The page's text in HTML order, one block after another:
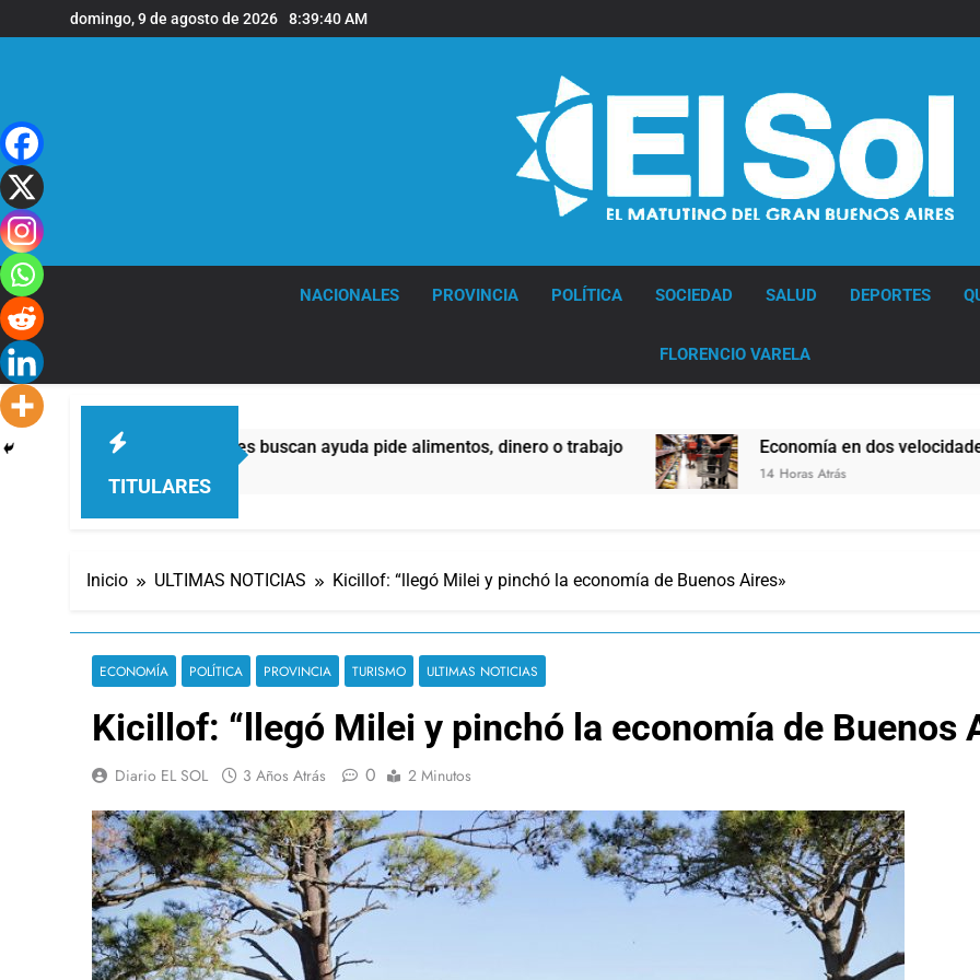
al
domingo, 9 de agosto de 2026 8:39:41 AM
NACIONALES PROVINCIA POLÍTICA SOCIEDAD SALUD DEPORTES
FLORENCIO VARELA
TITULARES
mitad de quienes buscan ayuda pide alimentos, dinero o trabajo Economía en dos velocidades
14 Horas Atrás
Inicio ULTIMAS NOTICIAS Kicillof: “llegó Milei y pinchó la economía de Buenos Aires»
ECONOMÍA POLÍTICA PROVINCIA TURISMO ULTIMAS NOTICIAS
Kicillof: “llegó Milei y pinchó la economía de Buenos
Diario EL SOL 3 Años Atrás 0 2 Minutos